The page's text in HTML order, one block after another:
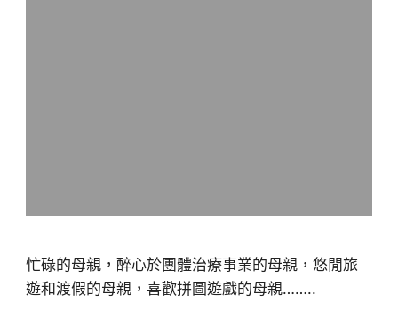
忙碌的母親，醉心於團體治療事業的母親，悠閒旅
遊和渡假的母親，喜歡拼圖遊戲的母親……..